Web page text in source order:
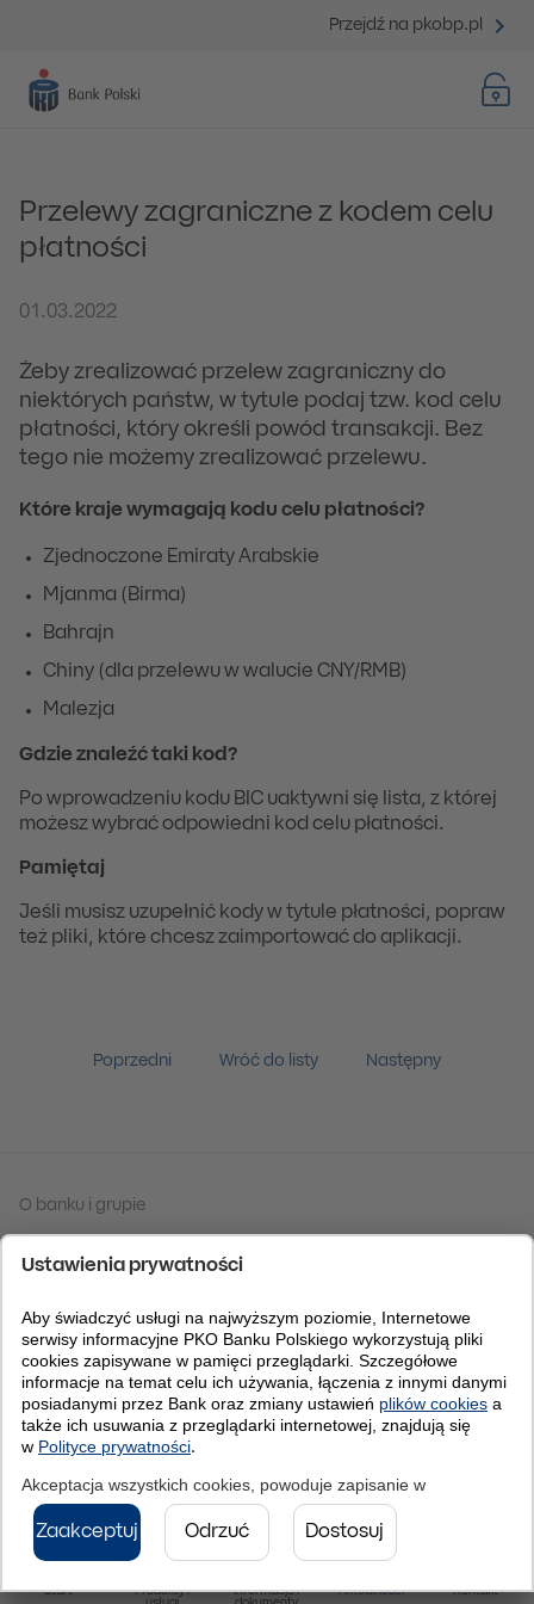
Przejdź na pkobp.pl
Start
Produkty i
Informacje i
Aktualności Kontakt
Przelewy zagraniczne z kodem celu
płatności
01.03.2022
Żeby zrealizować przelew zagraniczny do
niektórych państw, w tytule podaj tzw. kod celu
płatności, który określi powód transakcji. Bez
tego nie możemy zrealizować przelewu.
Które kraje wymagają kodu celu płatności?
Zjednoczone Emiraty Arabskie
Mjanma (Birma)
Bahrajn
Chiny (dla przelewu w walucie CNY/RMB)
Malezja
Gdzie znaleźć taki kod?
Po wprowadzeniu kodu BIC uaktywni się lista, z której
możesz wybrać odpowiedni kod celu płatności.
Pamiętaj
Jeśli musisz uzupełnić kody w tytule płatności, popraw
też pliki, które chcesz zaimportować do aplikacji.
Poprzedni Wróć do listy Następny
O banku i grupie
Tabela kursów walut
© 2026 PKO Bank Polski
IBAN Kod BIC (Swift):BPKOSKBB